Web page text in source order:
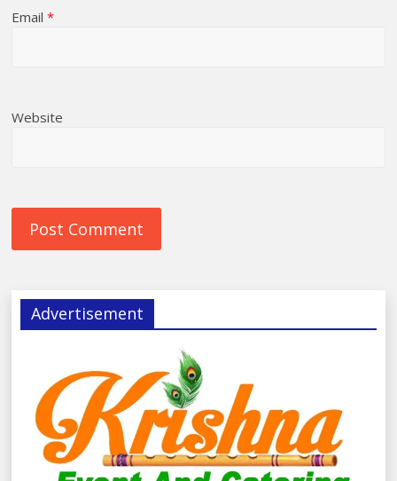
Email*
Website
Advertisement